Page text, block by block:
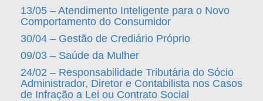
13/05 – Atendimento Inteligente para o Novo
Comportamento do Consumidor
30/04 – Gestão de Crediário Próprio
09/03 – Saúde da Mulher
24/02 – Responsabilidade Tributária do Sócio
Administrador, Diretor e Contabilista nos Casos
de Infração a Lei ou Contrato Social